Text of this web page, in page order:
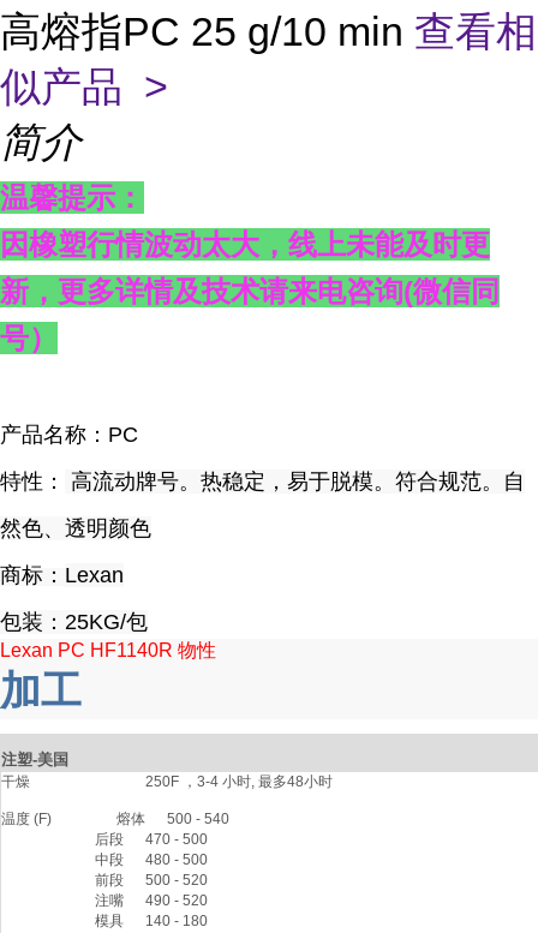
高熔指PC 25 g/10 min 查看相
似产品 >
简介
温馨提示：
因橡塑行情波动太大，线上未能及时更
新，更多详情及技术请来电咨询(微信同
号）
产品名称：PC
特性：
高流动牌号。热稳定，易于脱模。符合规范。自
然色、透明颜色
商标： Lexan
包装：25KG/包
Lexan PC HF1140R 物性
加工
注塑-美国
干燥                                250F ，3-4 小时, 最多48小时
温度 (F)                  熔体      500 - 540
                          后段      470 - 500
                          中段      480 - 500
                          前段      500 - 520
                          注嘴      490 - 520
                          模具      140 - 180